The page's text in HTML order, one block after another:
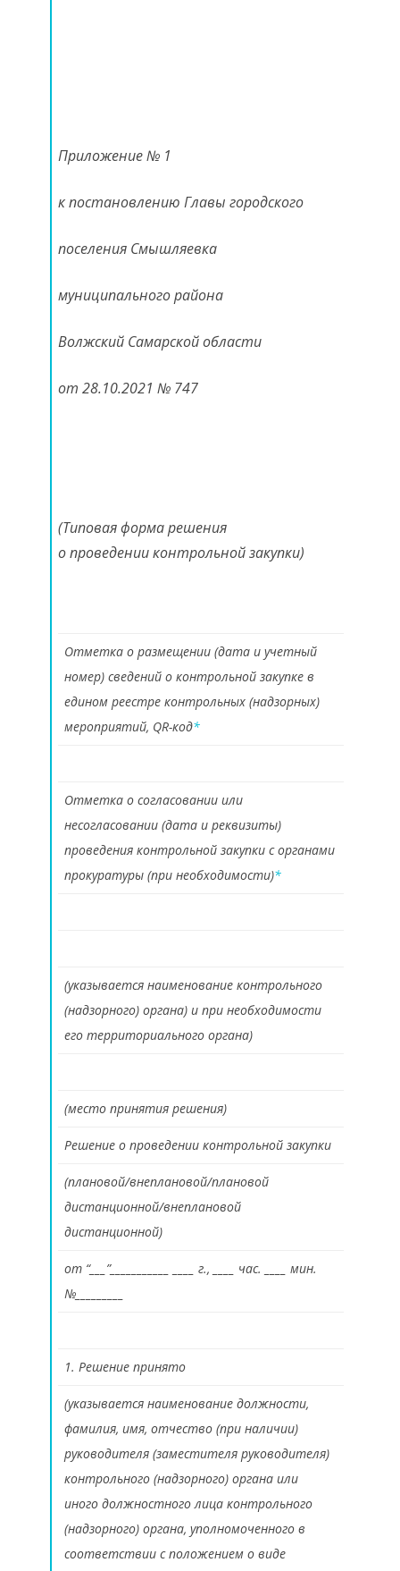
Приложение № 1
к постановлению Главы городского
поселения Смышляевка
муниципального района
Волжский Самарской области
от 28.10.2021 № 747
(Типовая форма решения
о проведении контрольной закупки)
Отметка о размещении (дата и учетный
номер) сведений о контрольной закупке в
едином реестре контрольных (надзорных)
мероприятий, QR-код*
Отметка о согласовании или
несогласовании (дата и реквизиты)
проведения контрольной закупки с органами
прокуратуры (при необходимости)*
(указывается наименование контрольного
(надзорного) органа) и при необходимости
его территориального органа)
(место принятия решения)
Решение о проведении контрольной закупки
(плановой/внеплановой/плановой
дистанционной/внеплановой
дистанционной)
от “___”___________ ____ г., ____ час. ____ мин.
№_________
1. Решение принято
(указывается наименование должности,
фамилия, имя, отчество (при наличии)
руководителя (заместителя руководителя)
контрольного (надзорного) органа или
иного должностного лица контрольного
(надзорного) органа, уполномоченного в
соответствии с положением о виде